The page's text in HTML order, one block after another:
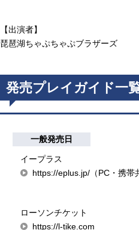
【出演者】
琵琶湖ちゃぷちゃぷブラザーズ
発売プレイガイド一
一般発売日
イープラス
https://eplus.jp/（PC・携帯
ローソンチケット
https://l-tike.com